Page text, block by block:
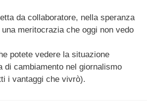
da collaboratore, nella speranza
meritocrazia che oggi non vedo
potete vedere la situazione
cambiamento nel giornalismo
i vantaggi che vivrò).